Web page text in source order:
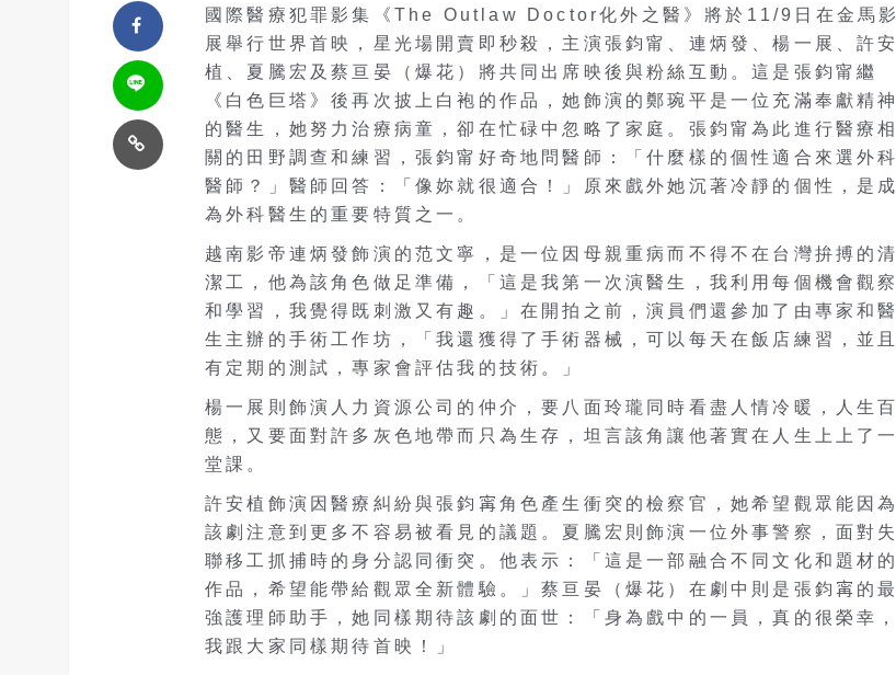
國際醫療犯罪影集《The Outlaw Doctor化外之醫》將於11/9日在金馬影
展舉行世界首映，星光場開賣即秒殺，主演張鈞甯、連炳發、楊一展、許安
植、夏騰宏及蔡亘晏（爆花）將共同出席映後與粉絲互動。這是張鈞甯繼
《白色巨塔》後再次披上白袍的作品，她飾演的鄭琬平是一位充滿奉獻精神
的醫生，她努力治療病童，卻在忙碌中忽略了家庭。張鈞甯為此進行醫療相
關的田野調查和練習，張鈞甯好奇地問醫師：「什麼樣的個性適合來選外科
醫師？」醫師回答：「像妳就很適合！」原來戲外她沉著冷靜的個性，是成
為外科醫生的重要特質之一。
越南影帝連炳發飾演的范文寧，是一位因母親重病而不得不在台灣拚搏的清
潔工，他為該角色做足準備，「這是我第一次演醫生，我利用每個機會觀察
和學習，我覺得既刺激又有趣。」在開拍之前，演員們還參加了由專家和醫
生主辦的手術工作坊，「我還獲得了手術器械，可以每天在飯店練習，並且
有定期的測試，專家會評估我的技術。」
楊一展則飾演人力資源公司的仲介，要八面玲瓏同時看盡人情冷暖，人生百
態，又要面對許多灰色地帶而只為生存，坦言該角讓他著實在人生上上了一
堂課。
許安植飾演因醫療糾紛與張鈞𡩋角色產生衝突的檢察官，她希望觀眾能因為
該劇注意到更多不容易被看見的議題。夏騰宏則飾演一位外事警察，面對失
聯移工抓捕時的身分認同衝突。他表示：「這是一部融合不同文化和題材的
作品，希望能帶給觀眾全新體驗。」蔡亘晏（爆花）在劇中則是張鈞𡩋的最
強護理師助手，她同樣期待該劇的面世：「身為戲中的一員，真的很榮幸，
我跟大家同樣期待首映！」